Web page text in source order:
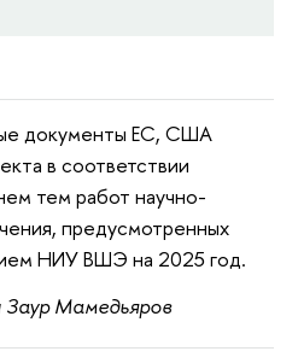
документы ЕС, США
в соответствии
тем работ научно-
предусмотренных
НИУ ВШЭ на 2025 год.
Мамедьяров